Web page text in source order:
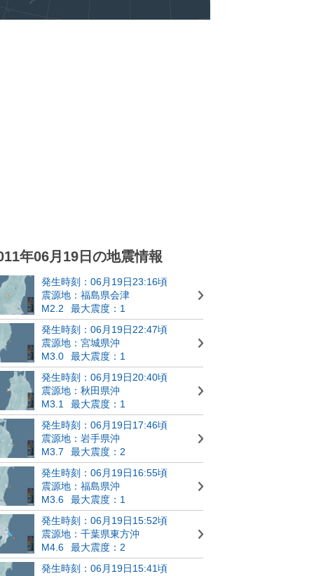
年06月19日の地震情報
発生時刻：06月19日23:16頃
震源地：福島県会津
M2.2
最大震度：1
発生時刻：06月19日22:47頃
震源地：宮城県沖
M3.0
最大震度：1
発生時刻：06月19日20:40頃
震源地：秋田県沖
M3.1
最大震度：1
発生時刻：06月19日17:46頃
震源地：岩手県沖
M3.7
最大震度：2
発生時刻：06月19日16:55頃
震源地：福島県沖
M3.6
最大震度：1
発生時刻：06月19日15:52頃
震源地：千葉県東方沖
M4.6
最大震度：2
発生時刻：06月19日15:41頃